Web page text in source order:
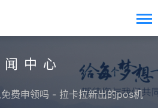
闻中心
费申领吗 - 拉卡拉新出的pos机